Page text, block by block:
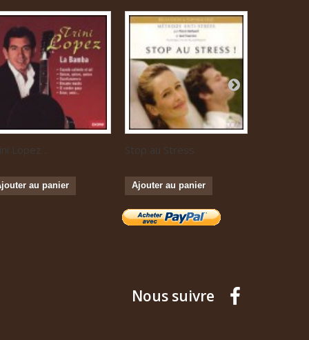
Lopez...
au panier
Stop au Stress
Ajouter au panier
Nous suivre